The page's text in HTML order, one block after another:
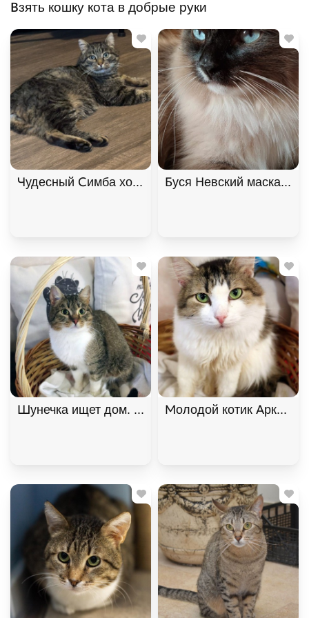
Взять кошку кота в добрые руки
Чудесный Симба хочет подарить любовь. В дар!
Буся Невский
Шунечка ищет дом. В хорошие руки
Молодой котик